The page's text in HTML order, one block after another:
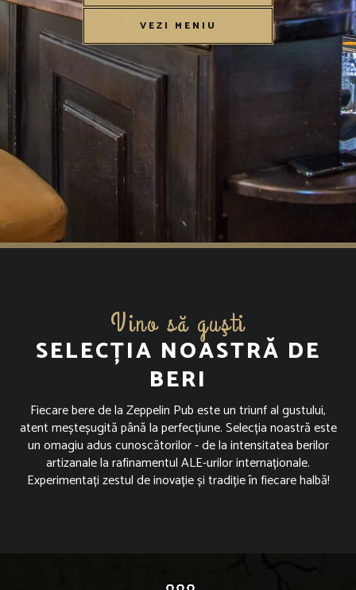
VEZI MENIU
Vino să guşti
SELECȚIA NOASTRĂ DE
BERI
Fiecare bere de la Zeppelin Pub este un triunf al gustului,
atent meșteșugită până la perfecțiune. Selecția noastră este
un omagiu adus cunoscătorilor - de la intensitatea berilor
artizanale la rafinamentul ALE-urilor internaționale.
Experimentați zestul de inovație și tradiție în fiecare halbă!